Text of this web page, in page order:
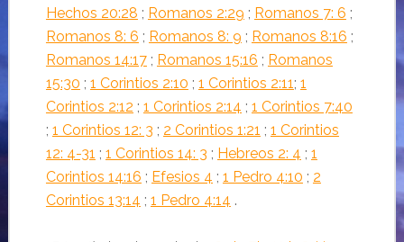
Hechos 20:28 ; Romanos 2:29 ; Romanos 7: 6 ;
Romanos 8: 6 ; Romanos 8: 9 ; Romanos 8:16 ;
Romanos 14:17; Romanos 15:16 ; Romanos
15:30 ; 1 Corintios 2:10 ; 1 Corintios 2:11; 1
Corintios 2:12 ; 1 Corintios 2:14 ; 1 Corintios 7:40
; 1 Corintios 12: 3 ; 2 Corintios 1:21 ; 1 Corintios
12: 4-31 ; 1 Corintios 14: 3 ; Hebreos 2: 4 ; 1
Corintios 14:16 ; Efesios 4 ; 1 Pedro 4:10 ; 2
Corintios 13:14 ; 1 Pedro 4:14 .